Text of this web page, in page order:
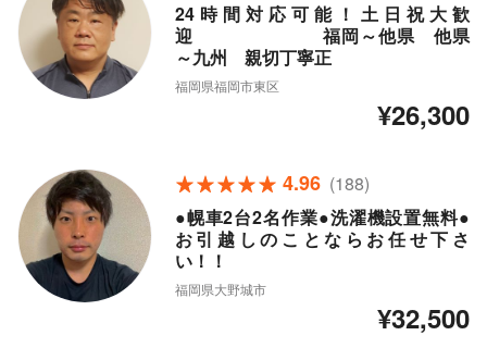
24時間対応可能！土日祝大歓
迎 福岡～他県 他県
～九州 親切丁寧正
福岡県福岡市東区
¥26,300
4.96 (188)
●幌車2台2名作業●洗濯機設置無料●
お引越しのことならお任せ下さ
い！！
福岡県大野城市
¥32,500